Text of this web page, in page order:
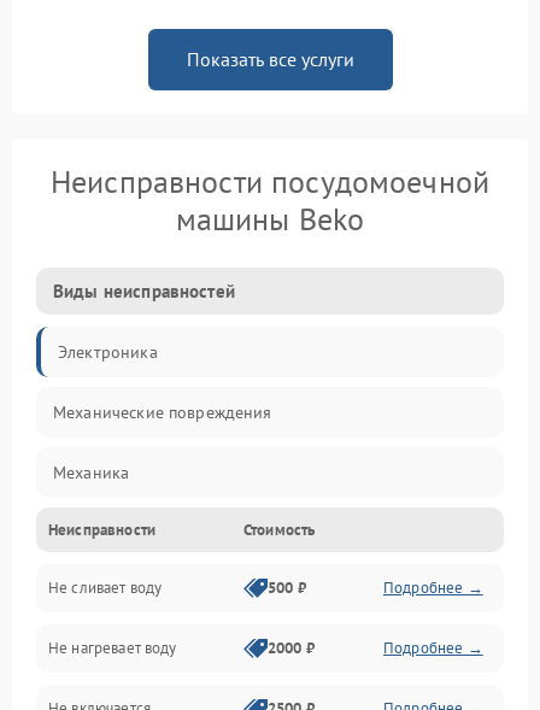
Показать все услуги
Неисправности посудомоечной
машины Beko
Виды неисправностей
Электроника
Механические повреждения
Механика
Управление
Электропитание
Датчики
Неисправности Стоимость
Не сливает воду 500 ₽ Подробнее →
Не нагревает воду 2000 ₽ Подробнее →